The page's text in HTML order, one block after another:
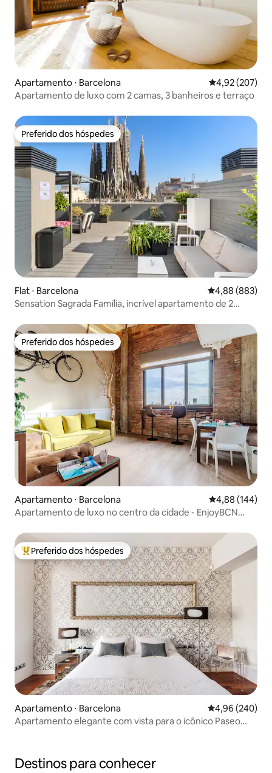
Apartamento ⋅ Barcelona 4,92 de uma
4,92 (207)
Apartamento de luxo com 2 camas, 3 banheiros e terraço
Preferido dos hóspedes
Preferido dos hóspedes
Flat ⋅ Barcelona 4,88 de uma
4,88 (883)
Sensation Sagrada Família, incrível apartamento de 2
Preferido dos hóspedes
Preferido dos hóspedes
Apartamento ⋅ Barcelona 4,88 de uma
4,88 (144)
Apartamento de luxo no centro da cidade - EnjoyBCN
Entre os melhores preferidos dos hóspedes
Preferido dos hóspedes
Apartamento ⋅ Barcelona 4,96 de uma
4,96 (240)
Apartamento elegante com vista para o icônico Paseo
Destinos para conhecer